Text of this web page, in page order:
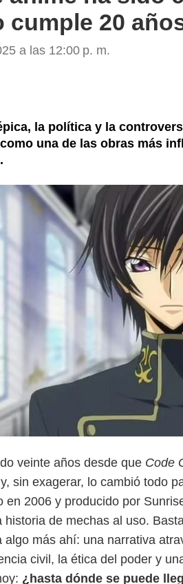
cumple 20
a las 12:00 p. m.
esta noticia
la política y la
una de las obras más
veinte años desde que Code
sin exagerar, lo cambió todo
en 2006 y producido por
historia de mechas al uso.
algo más ahí: una narrativa
civil, la ética del poder y
¿hasta dónde se puede